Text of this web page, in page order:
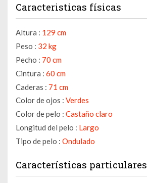
Caracteristicas físicas
Altura : 129 cm
Peso : 32 kg
Pecho : 70 cm
Cintura : 60 cm
Caderas : 71 cm
Color de ojos : Verdes
Color de pelo : Castaño claro
Longitud del pelo : Largo
Tipo de pelo : Ondulado
Características particulares